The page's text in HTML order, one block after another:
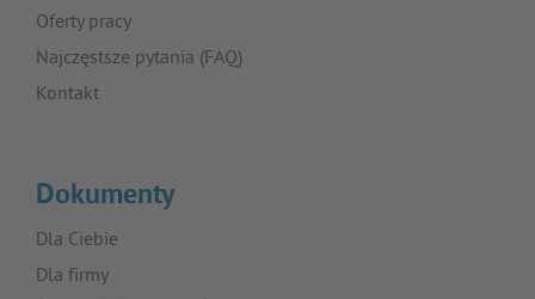
Oferty pracy
Najczęstsze pytania (FAQ)
Kontakt
Dokumenty
Dla Ciebie
Dla firmy